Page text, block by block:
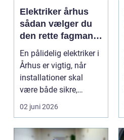
Elektriker århus
sådan vælger du
den rette fagmand
til opgaven
En pålidelig elektriker i
Århus er vigtig, når
installationer skal
være både sikre,
lovlige og fremt...
02 juni 2026